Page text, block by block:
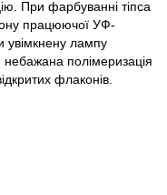
При фарбуванні тіпса
працюючої УФ-
увімкнену лампу
полімеризація
флаконів.